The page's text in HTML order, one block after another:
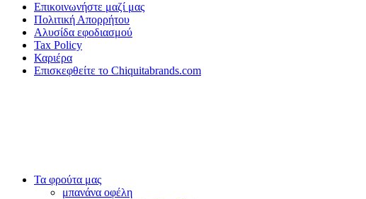
Επικοινωνήστε μαζί μας
Πολιτική Απορρήτου
Αλυσίδα εφοδιασμού
Tax Policy
Καριέρα
Επισκεφθείτε το Chiquitabrands.com
Τα φρούτα μας
μπανάνα οφέλη